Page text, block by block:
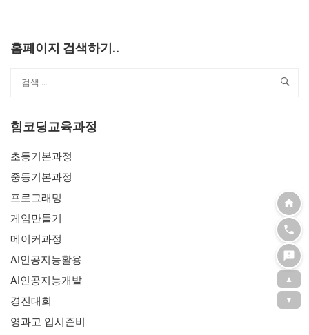
홈페이지 검색하기..
힘코딩교육과정
초등기본과정
중등기본과정
프로그래밍
게임만들기
메이커과정
AI인공지능활용
AI인공지능개발
경진대회
영과고 입시준비
▲
▼